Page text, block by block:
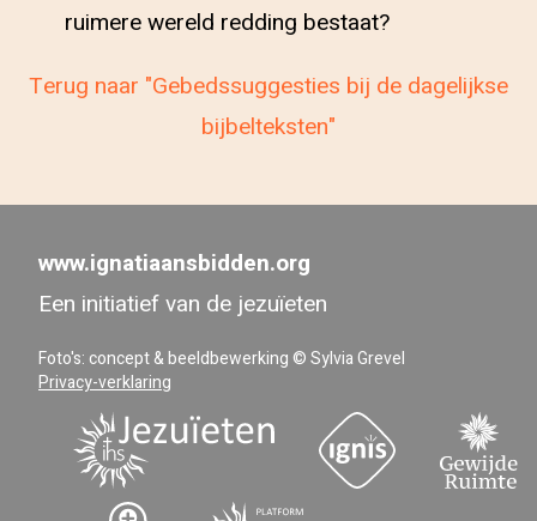
ruimere wereld redding bestaat?
Terug naar "Gebedssuggesties bij de dagelijkse
bijbelteksten"
www.ignatiaansbidden.org
Een initiatief van de jezuïeten
Foto's: concept & beeldbewerking © Sylvia Grevel
Privacy-verklaring